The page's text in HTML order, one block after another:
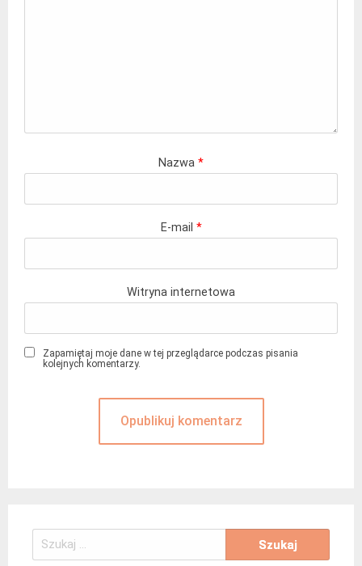
Nazwa *
E-mail *
Witryna internetowa
Zapamiętaj moje dane w tej przeglądarce podczas pisania
kolejnych komentarzy.
Szukaj: